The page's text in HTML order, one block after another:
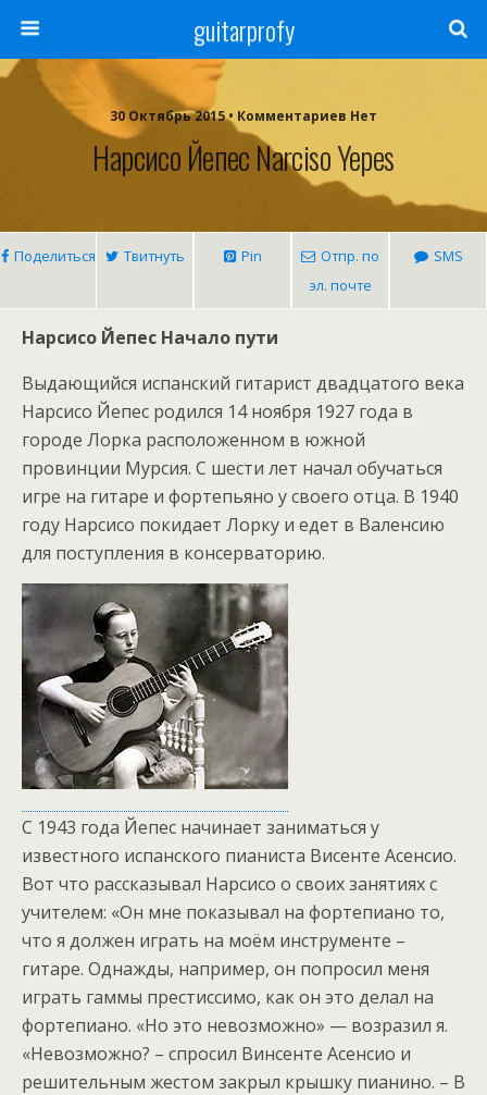
guitarprofy
30 Октябрь 2015 • Комментариев Нет
Нарсисо Йепес Narciso Yepes
Поделиться Твитнуть Pin
Отпр. по
эл. почте
SMS
Нарсисо Йепес Начало пути
Выдающийся испанский гитарист двадцатого века
Нарсисо Йепес родился 14 ноября 1927 года в
городе Лорка расположенном в южной
провинции Мурсия. С шести лет начал обучаться
игре на гитаре и фортепьяно у своего отца. В 1940
году Нарсисо покидает Лорку и едет в Валенсию
для поступления в консерваторию.
С 1943 года Йепес начинает заниматься у
известного испанского пианиста Висенте Асенсио.
Вот что рассказывал Нарсисо о своих занятиях с
учителем: «Он мне показывал на фортепиано то,
что я должен играть на моём инструменте –
гитаре. Однажды, например, он попросил меня
играть гаммы престиссимо, как он это делал на
фортепиано. «Но это невозможно» — возразил я.
«Невозможно? – спросил Винсенте Асенсио и
решительным жестом закрыл крышку пианино. – В